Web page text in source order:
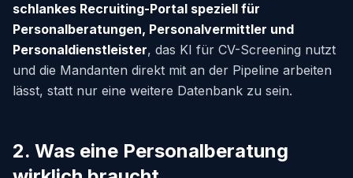
schlankes Recruiting-Portal speziell für
Personalberatungen, Personalvermittler und
Personaldienstleister, das KI für CV-Screening nutzt
und die Mandanten direkt mit an der Pipeline arbeiten
lässt, statt nur eine weitere Datenbank zu sein.
2. Was eine Personalberatung